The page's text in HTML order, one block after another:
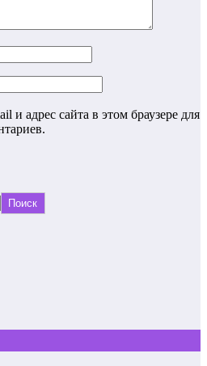
и адрес сайта в этом браузере для
Поиск